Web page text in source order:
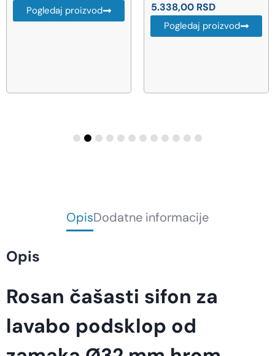
Pogledaj proizvod 5.338,00 RSD
Pogledaj proizvod
OpisDodatne informacije
Opis
Rosan čašasti sifon za
lavabo podsklop od